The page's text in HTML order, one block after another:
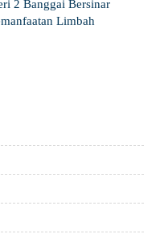
2 Banggai Bersinar
Limbah